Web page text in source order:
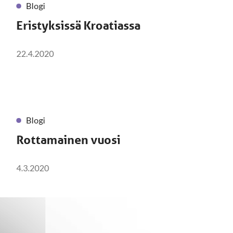
Blogi
Eristyksissä Kroatiassa
22.4.2020
Blogi
Rottamainen vuosi
4.3.2020